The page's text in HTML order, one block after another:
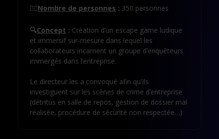
🕵️‍♂️Nombre de personnes : 350 personnes
🔍Concept : Création d’un escape game ludique
et immersif sur-mesure dans lequel les
collaborateurs incarnent un groupe d’enquêteurs
immergés dans l’entreprise.
Le directeur les a convoqué afin qu'ils
investiguent sur les scènes de crime d’entreprise
(détritus en salle de repos, gestion de dossier mal
réalisée, procédure de sécurité non respectée…)